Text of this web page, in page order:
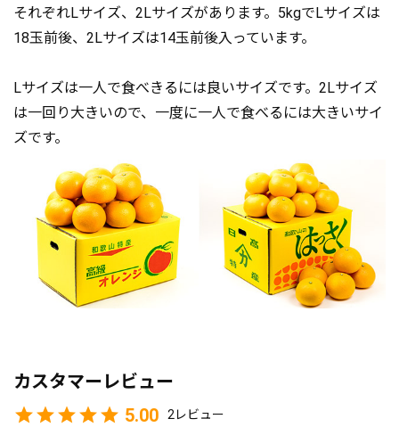
それぞれLサイズ、2Lサイズがあります。5kgでLサイズは
18玉前後、2Lサイズは14玉前後入っています。
Lサイズは一人で食べきるには良いサイズです。2Lサイズ
は一回り大きいので、一度に一人で食べるには大きいサイ
ズです。
カスタマーレビュー
5.00
2